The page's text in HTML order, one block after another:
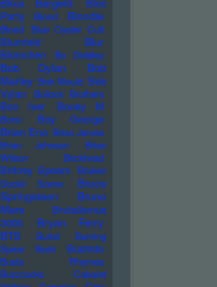
Party
Blond Blondie
Blood Blue Oyster Cult
Blumfeld Blur
Blümchen Bo Diddley
Bob Dylan
Bob
Marley Bob Mould Bob
Vylan
Bollock Brothers
Bon Iver Boney M
Bono Boy George
Brian Eno Brian James
Brian Johnson
Brian
Wilson
Brickhead
Britney Spears
Broken
Social Scene
Bruce
Springsteen
Bruno
Mars
Brutalismus
3000
Bryan Ferry
BTS
Burial
Burning
Spear
Bush Bushido
Busta Rhymes
Buzzcocks
Cabaret